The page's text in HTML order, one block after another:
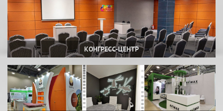
КОНГРЕСС-ЦЕНТР